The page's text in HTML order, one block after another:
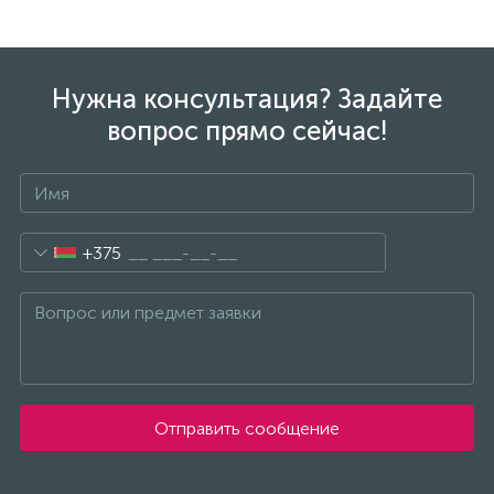
Нужна консультация? Задайте
вопрос прямо сейчас!
+375
Отправить сообщение